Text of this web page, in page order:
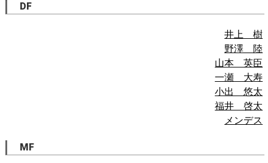
DF
井上 樹
野澤 陸
山本 英臣
一瀬 大寿
小出 悠太
福井 啓太
メンデス
MF